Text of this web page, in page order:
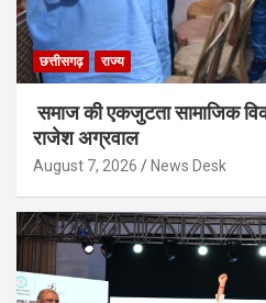
छत्तीसगढ़ राज्य
समाज की एकजुटता सामाजिक
राजेश अग्रवाल
August 7, 2026 News Desk